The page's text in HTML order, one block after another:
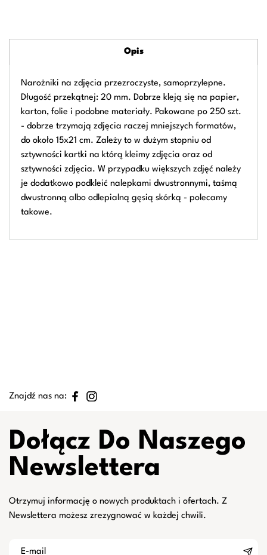
Opis
Narożniki na zdjęcia przezroczyste, samoprzylepne.
Długość przekątnej: 20 mm. Dobrze kleją się na papier,
karton, folie i podobne materiały. Pakowane po 250 szt.
- dobrze trzymają zdjęcia raczej mniejszych formatów,
do około 15x21 cm. Zależy to w dużym stopniu od
sztywności kartki na którą kleimy zdjęcia oraz od
sztywności zdjęcia. W przypadku większych zdjęć należy
je dodatkowo podkleić nalepkami dwustronnymi, taśmą
dwustronną albo odlepialną gęsią skórką - polecamy
takowe.
Znajdź nas na:
Dołącz Do Naszego
Newslettera
Otrzymuj informację o nowych produktach i ofertach. Z
Newslettera możesz zrezygnować w każdej chwili.